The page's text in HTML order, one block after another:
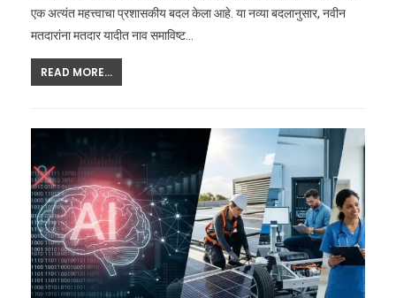
एक अत्यंत महत्त्वाचा प्रशासकीय बदल केला आहे. या नव्या बदलानुसार, नवीन
मतदारांना मतदार यादीत नाव समाविष्ट…
READ MORE...